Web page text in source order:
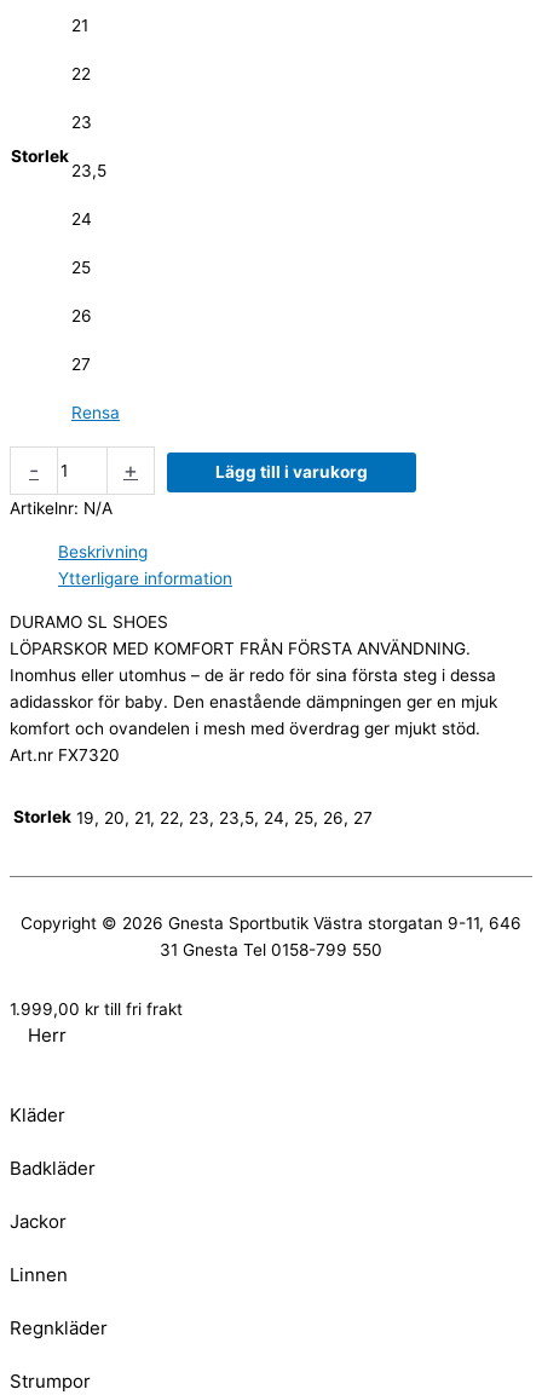
Storlek
21
22
23
23,5
24
25
26
27
Rensa
- +
Lägg till i varukorg
Artikelnr: N/A
Beskrivning
Ytterligare information
DURAMO SL SHOES
LÖPARSKOR MED KOMFORT FRÅN FÖRSTA ANVÄNDNING.
Inomhus eller utomhus – de är redo för sina första steg i dessa
adidasskor för baby. Den enastående dämpningen ger en mjuk
komfort och ovandelen i mesh med överdrag ger mjukt stöd.
Art.nr FX7320
Storlek 19, 20, 21, 22, 23, 23,5, 24, 25, 26, 27
Copyright © 2026 Gnesta Sportbutik Västra storgatan 9-11, 646
31 Gnesta Tel 0158-799 550
1.999,00 kr till fri frakt
Herr
Kläder
Badkläder
Jackor
Linnen
Regnkläder
Strumpor